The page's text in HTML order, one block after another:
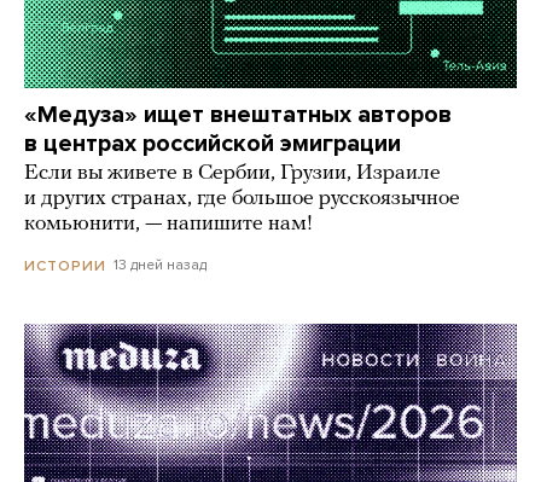
«Медуза» ищет внештатных авторов
в центрах российской эмиграции
Если вы живете в Сербии, Грузии, Израиле
и других странах, где большое русскоязычное
комьюнити, — напишите нам!
ИСТОРИИ 13 дней назад